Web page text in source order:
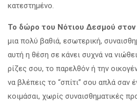
κατεστημένο.
Το δώρο του Νότιου Δεσμού στον
μια πολύ βαθιά, εσωτερική,
αυτή η θέση σε κάνει συχνά να
ρίζες σου, το παρελθόν ή την
να βλέπεις το “σπίτι” σου απλά σαν
κοιμάσαι, χωρίς συναισθηματικές